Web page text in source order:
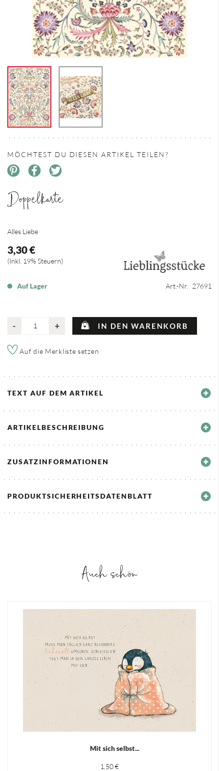
Doppelkarte
Alles Liebe
3,30 €
Inkl. 19% Steuern
Auf Lager Art.-Nr. 27691
- + IN DEN WARENKORB
Auf die Merkliste setzen
TEXT AUF DEM ARTIKEL
ARTIKELBESCHREIBUNG
ZUSATZINFORMATIONEN
PRODUKTSICHERHEITSDATENBLATT
MÖCHTEST DU DIESEN ARTIKEL TEILEN?
Auch schön
Mit sich selbst...
1,50 €